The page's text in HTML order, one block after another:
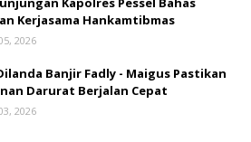
Kerjasama Hankamtibmas
2026
Banjir Fadly - Maigus Pastikan
Darurat Berjalan Cepat
2026